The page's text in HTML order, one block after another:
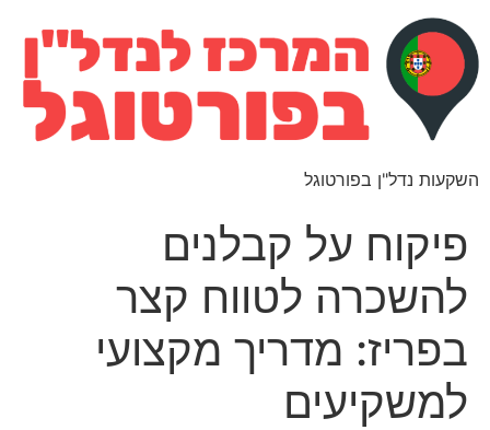
השקעות נדל"ן בפורטוגל
פיקוח על קבלנים
להשכרה לטווח קצר
בפריז: מדריך מקצועי
למשקיעים